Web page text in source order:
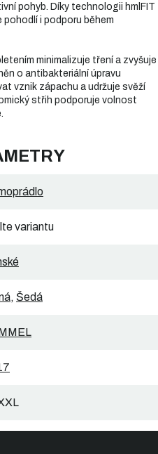
pohyb. Díky technologii hmlFIT
i podporu během
minimalizuje tření a zvyšuje
o antibakteriální úpravu
vznik zápachu a udržuje svěží
střih podporuje volnost
variantu
, Šedá